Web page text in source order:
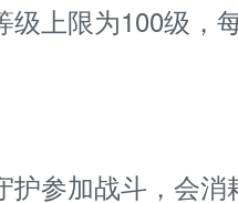
级上限为100级，
参加战斗，会消